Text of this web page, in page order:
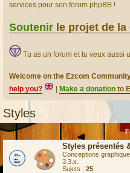
services pour son forum phpBB !
Soutenir le projet de
Tu as un forum et tu veux aussi
Welcome on the Ezcom
help you?
Make a donation to
Styles
Styles présentés
Conceptions
3.3.x.
Sujets : 25